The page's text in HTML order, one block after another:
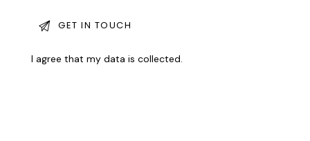
I agree that my data iscollected.